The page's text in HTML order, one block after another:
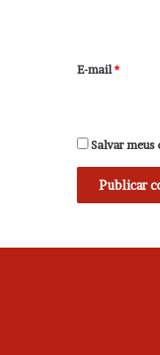
*
E-mail*
Salvar